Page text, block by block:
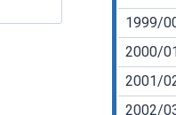
1999/
2000/
2001/
2002/